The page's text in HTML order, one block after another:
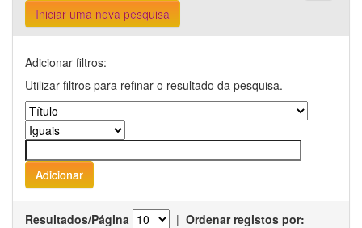
Iniciar uma nova pesquisa
Adicionar filtros:
Utilizar filtros para refinar o resultado da pesquisa.
Resultados/Página | Ordenar registos por: